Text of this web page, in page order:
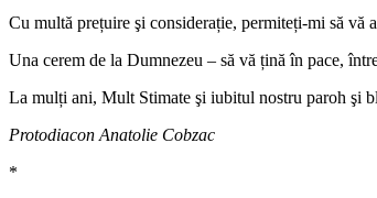
Cu multă prețuire şi considerație, permiteți-mi să vă
Una cerem de la Dumnezeu – să vă țină în pace,
La mulți ani, Mult Stimate şi iubitul nostru paroh şi
Protodiacon Anatolie Cobzac
*